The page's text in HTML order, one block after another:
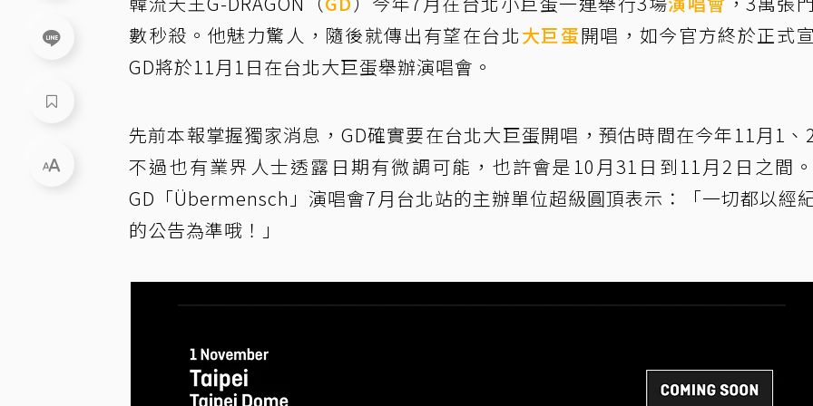
數秒殺。他魅力驚人，隨後就傳出有望在台北大巨蛋開唱，如今官方終於正式
GD將於11月1日在台北大巨蛋舉辦演唱會。
先前本報掌握獨家消息，GD確實要在台北大巨蛋開唱，預估時間在今年11月1、
不過也有業界人士透露日期有微調可能，也許會是10月31日到11月2日之間
GD「Übermensch」演唱會7月台北站的主辦單位超級圓頂表示：「一切都以經
的公告為準哦！」